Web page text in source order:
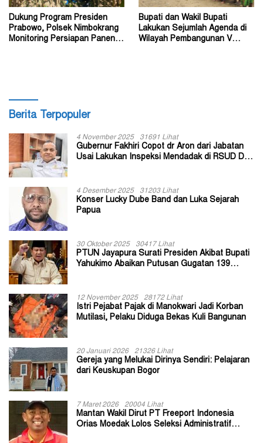
Dukung Program Presiden
Prabowo, Polsek Nimbokrang
Monitoring Persiapan Panen
Bupati dan Wakil Bupati
Lakukan Sejumlah Agenda di
Wilayah Pembangunan V
Berita Terpopuler
4 November 2025 31691 Lihat
Gubernur Fakhiri Copot dr Aron dari Jabatan
Usai Lakukan Inspeksi Mendadak di RSUD Dok
4 Desember 2025 31203 Lihat
Konser Lucky Dube Band dan Luka Sejarah
Papua
30 Oktober 2025 30417 Lihat
PTUN Jayapura Surati Presiden Akibat Bupati
Yahukimo Abaikan Putusan Gugatan 139
12 November 2025 28172 Lihat
Istri Pejabat Pajak di Manokwari Jadi Korban
Mutilasi, Pelaku Diduga Bekas Kuli Bangunan
20 Januari 2026 21326 Lihat
Gereja yang Melukai Dirinya Sendiri: Pelajaran
dari Keuskupan Bogor
7 Maret 2026 20004 Lihat
Mantan Wakil Dirut PT Freeport Indonesia
Orias Moedak Lolos Seleksi Administratif